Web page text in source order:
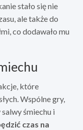
stało się nie
ale także do
co dodawało mu
które
Wspólne gry,
śmiechu i
czas na